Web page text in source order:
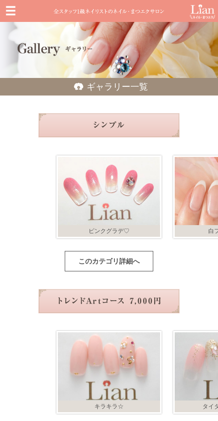
ギャラリー一覧
ピンクグラデ♡ 白
このカテゴリ詳細へ
キラキラ☆ タイ